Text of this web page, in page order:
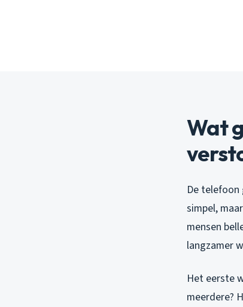
Wat
De
simpel,
mensen
langzamer
Het eerste
meerdere?